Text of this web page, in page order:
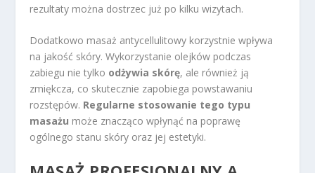
rezultaty można dostrzec już po kilku wizytach.
Dodatkowo masaż antycellulitowy korzystnie wpływa
na jakość skóry. Wykorzystanie olejków podczas
zabiegu nie tylko odżywia skórę, ale również ją
zmiękcza, co skutecznie zapobiega powstawaniu
rozstępów. Regularne stosowanie tego typu
masażu może znacząco wpłynąć na poprawę
ogólnego stanu skóry oraz jej estetyki.